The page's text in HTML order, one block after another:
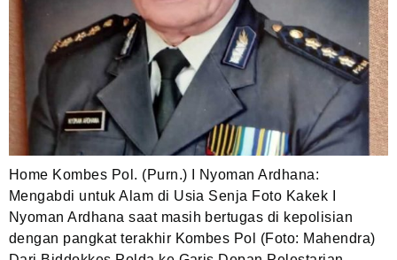
Home Kombes Pol. (Purn.) I Nyoman Ardhana:
Mengabdi untuk Alam di Usia Senja Foto Kakek I
Nyoman Ardhana saat masih bertugas di kepolisian
dengan pangkat terakhir Kombes Pol (Foto: Mahendra)